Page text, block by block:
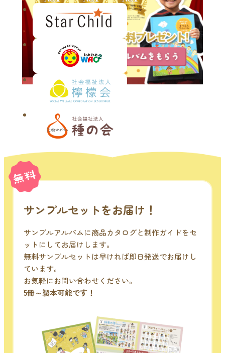
サンプルセットをお届け！
サンプルアルバムに商品カタログと制作ガイドをセ
ットにしてお届けします。
無料サンプルセットは早ければ即日発送でお届けし
ています。
お気軽にお問い合わせください。
5冊～製本可能です！